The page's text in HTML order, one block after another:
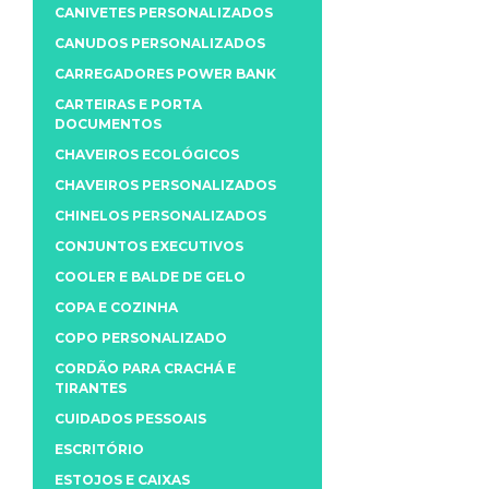
CANIVETES PERSONALIZADOS
CANUDOS PERSONALIZADOS
CARREGADORES POWER BANK
CARTEIRAS E PORTA
DOCUMENTOS
CHAVEIROS ECOLÓGICOS
CHAVEIROS PERSONALIZADOS
CHINELOS PERSONALIZADOS
CONJUNTOS EXECUTIVOS
COOLER E BALDE DE GELO
COPA E COZINHA
COPO PERSONALIZADO
CORDÃO PARA CRACHÁ E
TIRANTES
CUIDADOS PESSOAIS
ESCRITÓRIO
ESTOJOS E CAIXAS